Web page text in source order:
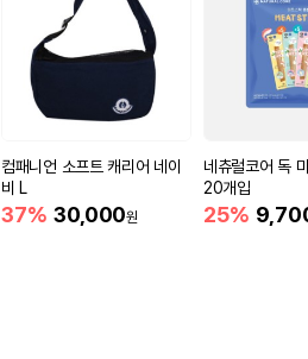
컴패니언 소프트 캐리어 네이
비 L
37% 30,000원
네츄럴코어 독
20개입
25%